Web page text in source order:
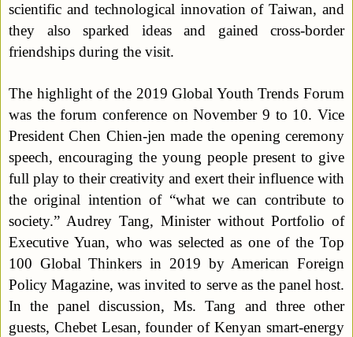
scientific and technological innovation of Taiwan, and
they also sparked ideas and gained cross-border
friendships during the visit.
The highlight of the 2019 Global Youth Trends Forum
was the forum conference on November 9 to 10. Vice
President Chen Chien-jen made the opening ceremony
speech, encouraging the young people present to give
full play to their creativity and exert their influence with
the original intention of “what we can contribute to
society.” Audrey Tang, Minister without Portfolio of
Executive Yuan, who was selected as one of the Top
100 Global Thinkers in 2019 by American Foreign
Policy Magazine, was invited to serve as the panel host.
In the panel discussion, Ms. Tang and three other
guests, Chebet Lesan, founder of Kenyan smart-energy